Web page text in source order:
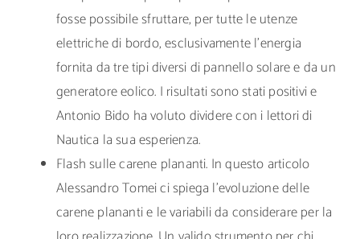
fosse possibile sfruttare, per tutte le utenze
elettriche di bordo, esclusivamente l’energia
fornita da tre tipi diversi di pannello solare e da un
generatore eolico. I risultati sono stati positivi e
Antonio Bido ha voluto dividere con i lettori di
Nautica la sua esperienza.
Flash sulle carene plananti. In questo articolo
Alessandro Tomei ci spiega l’evoluzione delle
carene plananti e le variabili da considerare per la